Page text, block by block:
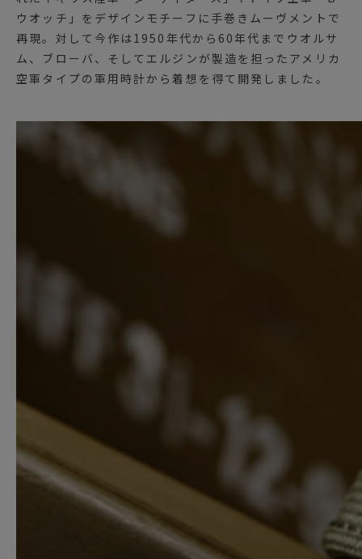
ウオッチ」をデザインモチーフに手巻きムーヴメントで
再現。対して今作は1950年代から60年代までウオルサ
ム、ブローバ、そしてエルジンが製造を担ったアメリカ
空軍タイプの軍用時計から着想を得て開発しました。